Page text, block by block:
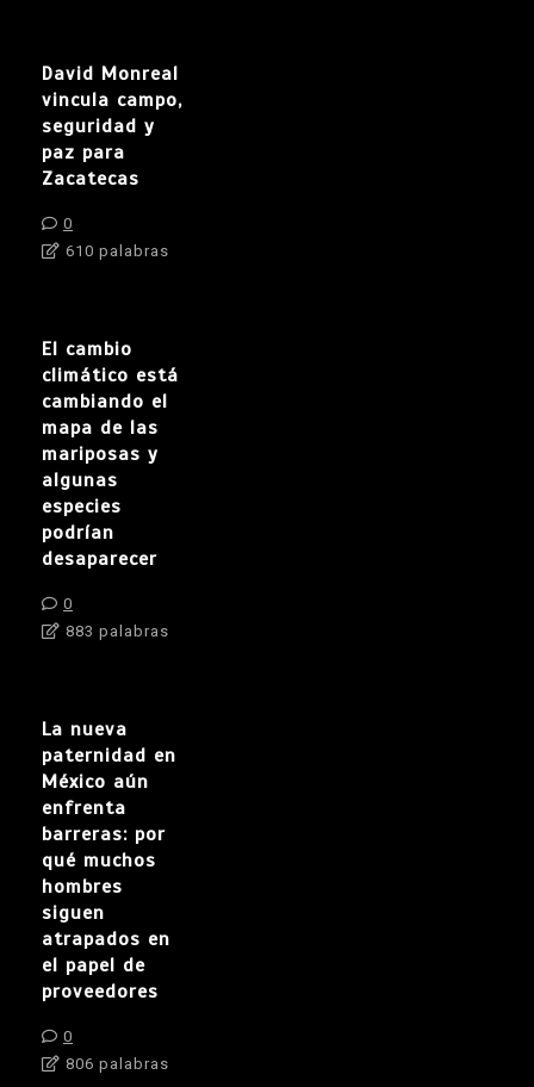
David Monreal
vincula campo,
seguridad y
paz para
Zacatecas
0
610 palabras
El cambio
climático está
cambiando el
mapa de las
mariposas y
algunas
especies
podrían
desaparecer
0
883 palabras
La nueva
paternidad en
México aún
enfrenta
barreras: por
qué muchos
hombres
siguen
atrapados en
el papel de
proveedores
0
806 palabras